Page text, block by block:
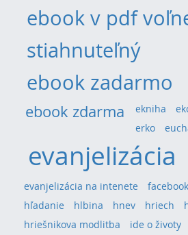
ebook v pdf
stiahnuteľný
ebook zadarmo
ebook zdarma ekniha
erko
evanjelizácia
evanjelizácia na intenete facebook
hľadanie
hlbina hnev hriech
hriešnikova modlitba
ide o životy